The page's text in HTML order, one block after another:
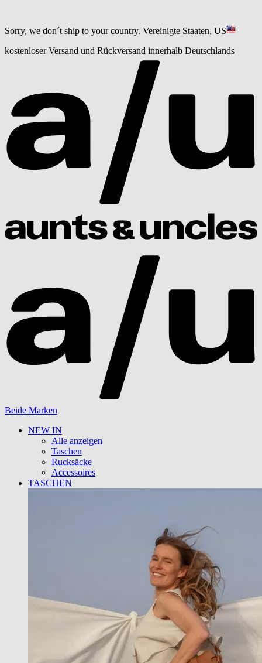
Sorry, we don´t ship to your country. Vereinigte Staaten, US
kostenloser Versand und Rückversand innerhalb Deutschlands
Beide Marken
NEW IN
Alle anzeigen
Taschen
Rucksäcke
Accessoires
TASCHEN